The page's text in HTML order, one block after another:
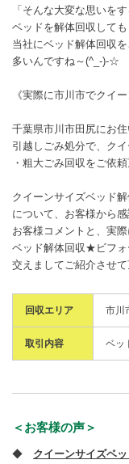
「そんな大変な思いを
ベッドを解体回収して
当社にベッド解体回収
多いんですね～(^_-)-☆
《実際に市川市でクイ
千葉県市川市田尻にお
引越しごみ処分で、ク
・粗大ごみ回収をご依
クイーンサイズベッド
について、お客様から
お客様コメントと、実
ベッド解体回収★ビフォ
交えましてご紹介させ
回収エリア 市川
取引内容 ベッ
＜お客様の声＞
◆ クイーンサイズベ